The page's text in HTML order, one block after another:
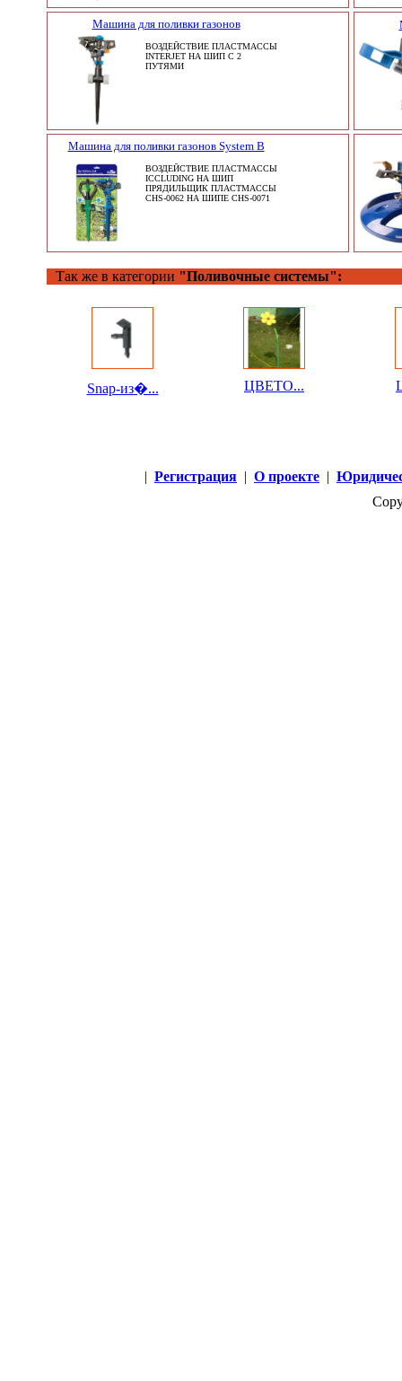
Машина для поливки газонов
ВОЗДЕЙСТВИЕ ПЛАСТМАССЫ
INTERJET НА ШИП С 2
ПУТЯМИ
Машина для поливки газонов System B
ВОЗДЕЙСТВИЕ ПЛАСТМАССЫ
ICCLUDING НА ШИП
ПРЯДИЛЬЩИК ПЛАСТМАССЫ
CHS-0062 НА ШИПЕ CHS-0071
Так же в категории "Поливочные системы":
Snap-из�... ЦВЕТО...
| Регистрация | О проекте |